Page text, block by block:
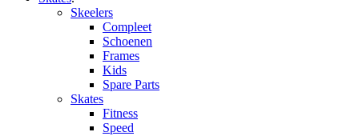
Skeelers
Compleet
Schoenen
Frames
Kids
Spare Parts
Skates
Fitness
Speed